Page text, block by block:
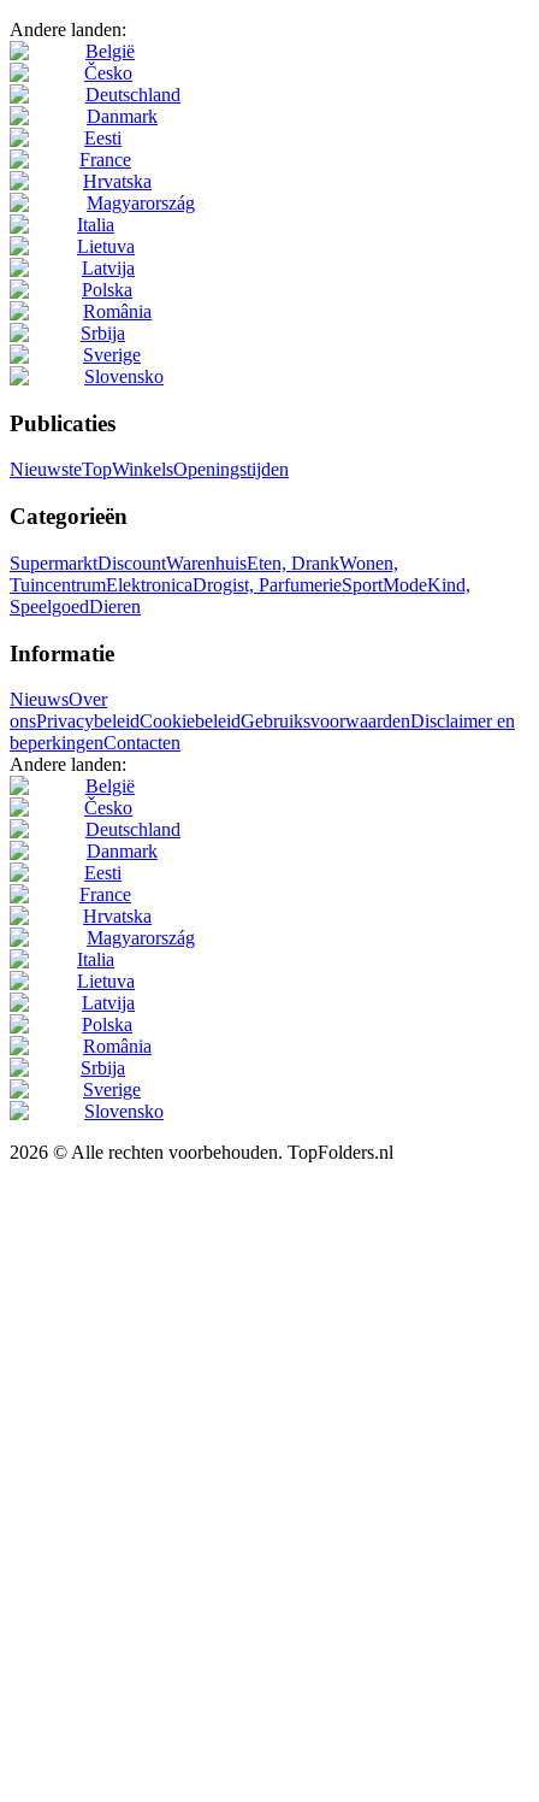
Andere landen:
België
Česko
Deutschland
Danmark
Eesti
France
Hrvatska
Magyarország
Italia
Lietuva
Latvija
Polska
România
Srbija
Sverige
Slovensko
Publicaties
NieuwsteTopWinkelsOpeningstijden
Categorieën
SupermarktDiscountWarenhuisEten, DrankWonen,
TuincentrumElektronicaDrogist, ParfumerieSportModeKind,
SpeelgoedDieren
Informatie
NieuwsOver
onsPrivacybeleidCookiebeleidGebruiksvoorwaardenDisclaimer en
beperkingenContacten
Andere landen:
België
Česko
Deutschland
Danmark
Eesti
France
Hrvatska
Magyarország
Italia
Lietuva
Latvija
Polska
România
Srbija
Sverige
Slovensko
2026 © Alle rechten voorbehouden. TopFolders.nl